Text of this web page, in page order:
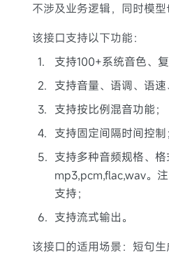
不涉及业务逻辑，同时模型
该接口支持以下功能：
1.
支持100+系统音色、
2. 支持音量、语调、语速
3. 支持按比例混音功能；
4. 支持固定间隔时间控制；
5. 支持多种音频规格、格
mp3,pcm,flac,wav。
支持；
6. 支持流式输出。
该接口的适用场景：短句